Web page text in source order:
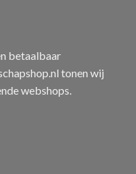
betaalbaar
tonen wij
webshops.